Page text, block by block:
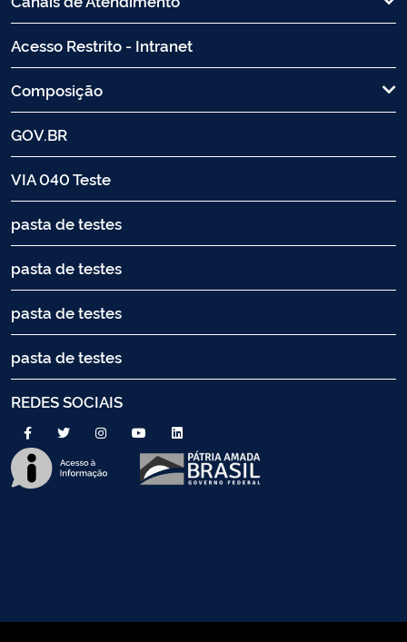
Acesso Restrito - Intranet
Composição
GOV.BR
VIA 040 Teste
pasta de testes
pasta de testes
pasta de testes
pasta de testes
REDES SOCIAIS